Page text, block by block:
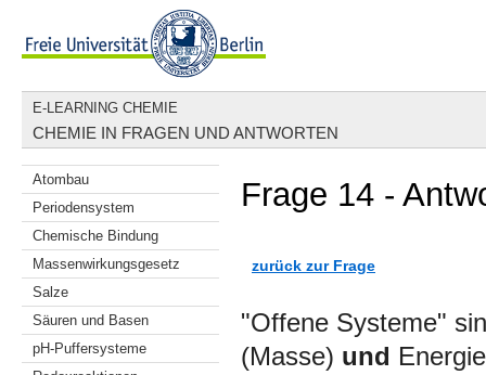
E-LEARNING CHEMIE
CHEMIE IN FRAGEN UND ANTWORTEN
Atombau
Periodensystem
Chemische Bindung
Massenwirkungsgesetz
Salze
Säuren und Basen
pH-Puffersysteme
Frage 14 -
zurück zur Frage
"Offene Systeme"
(Masse) und